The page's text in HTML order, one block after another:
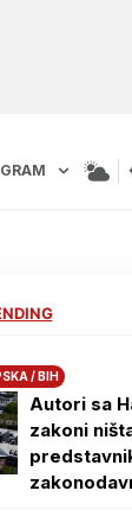
/ BIH
Autori sa
zakoni